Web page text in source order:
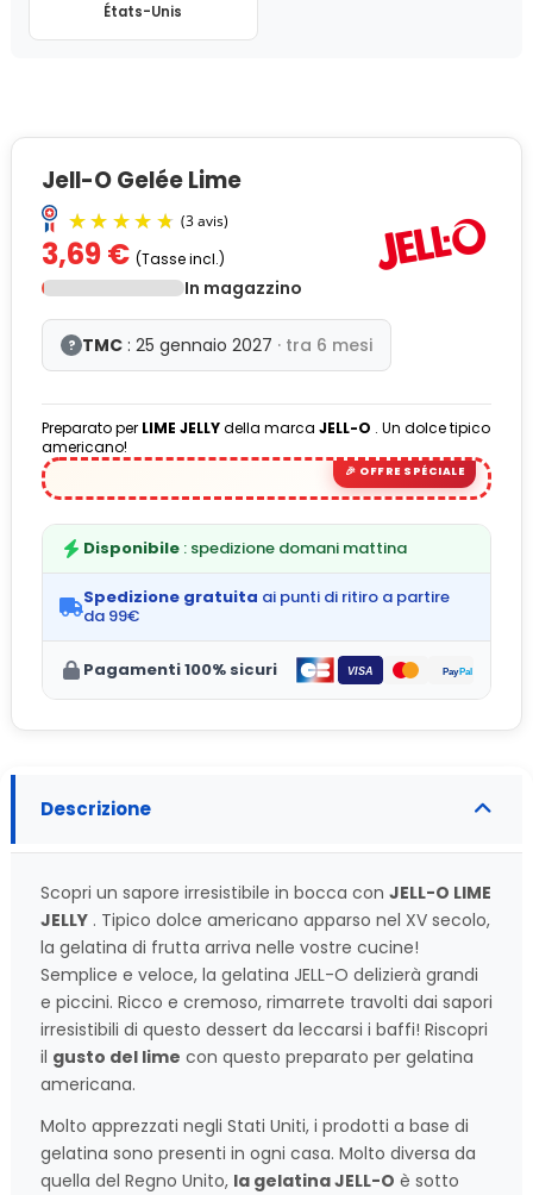
États-Unis
Jell-O Gelée Lime
(3 avis)
3,69 € (Tasse incl.)
In magazzino
? TMC : 25 gennaio 2027 · tra 6 mesi
Preparato per LIME JELLYdella marca JELL-O . Un dolce tipico
americano!
Disponibile : spedizione domani mattina
Spedizione gratuita ai punti di ritiro a partire
da 99€
Pagamenti 100% sicuri
Descrizione
Scopri un sapore irresistibile in bocca con JELL-O LIME
JELLY . Tipico dolce americano apparso nel XV secolo,
la gelatina di frutta arriva nelle vostre cucine!
Semplice e veloce, la gelatina JELL-O delizierà grandi
e piccini. Ricco e cremoso, rimarrete travolti dai sapori
irresistibili di questo dessert da leccarsi i baffi! Riscopri
il gusto del lime con questo preparato per gelatina
americana.
Molto apprezzati negli Stati Uniti, i prodotti a base di
gelatina sono presenti in ogni casa. Molto diversa da
quella del Regno Unito, la gelatina JELL-O è sotto